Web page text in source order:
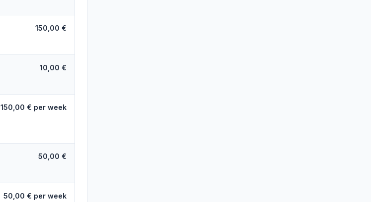
150,00 €
10,00 €
150,00 € per week
50,00 €
50,00 € per week